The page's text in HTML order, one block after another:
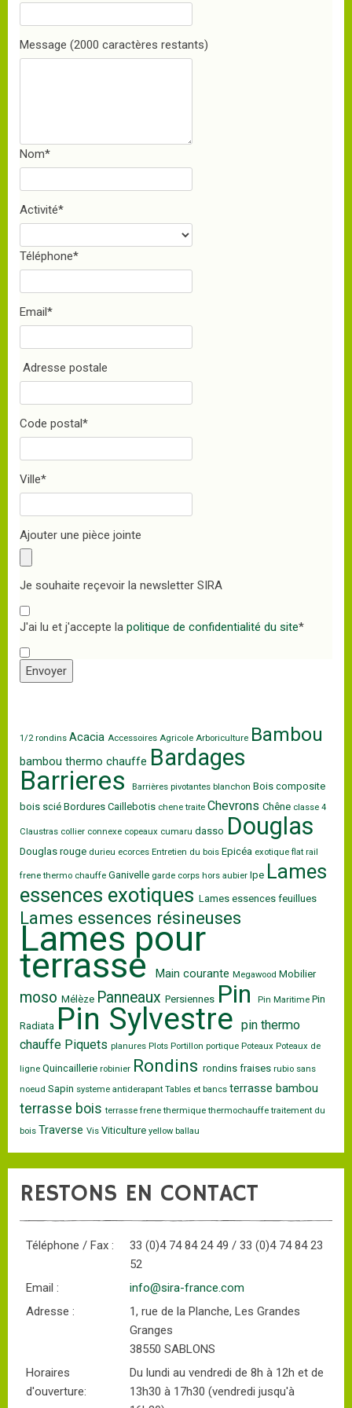
Message (2000 caractères restants)
Nom*
Activité*
Téléphone*
Email*
Adresse postale
Code postal*
Ville*
Ajouter une pièce jointe
Je souhaite reçevoir la newsletter SIRA
J'ai lu et j'accepte la politique de confidentialité du site*
Envoyer
1/2 rondins Acacia Accessoires Agricole Arboriculture Bambou
bambou thermo chauffe Bardages
Barrieres Barrières pivotantes blanchon Bois composite
bois scié Bordures Caillebotis chene traite Chevrons Chêne classe 4
Claustras collier connexe copeaux cumaru dasso Douglas
Douglas rouge durieu ecorces Entretien du bois Epicéa exotique flat rail
frene thermo chauffe Ganivelle garde corps hors aubier Ipe Lames
essences exotiques Lames essences feuillues
Lames essences résineuses
Lames pour
terrasse Main courante Megawood Mobilier
moso Mélèze Panneaux Persiennes Pin Pin Maritime Pin
Radiata Pin Sylvestre pin thermo
chauffe Piquets planures Plots Portillon portique Poteaux Poteaux de
ligne Quincaillerie robinier Rondins rondins fraises rubio sans
noeud Sapin systeme antiderapant Tables et bancs terrasse bambou
terrasse boisterrasse frenethermiquethermochauffetraitement du
bois Traverse Vis Viticulture yellow ballau
RESTONS EN CONTACT
Téléphone / Fax :
33 (0)4 74 84 24 49 / 33 (0)4 74 84 23
52
Email :
info@sira-france.com
Adresse :
1, rue de la Planche, Les Grandes
Granges
38550 SABLONS
Horaires
d'ouverture:
Du lundi au vendredi de 8h à 12h et de
13h30 à 17h30 (vendredi jusqu'à